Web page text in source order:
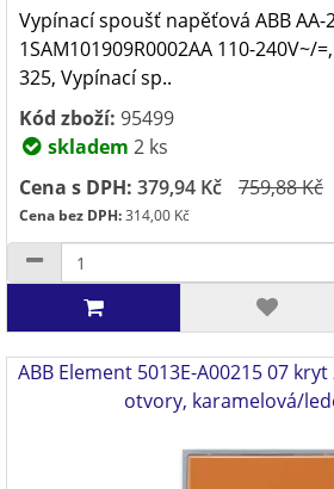
Vypínací spoušť napěťová ABB AA-
1SAM101909R0002AA 110-240V~/
325, Vypínací sp..
Kód zboží: 95499
skladem 2 ks
Cena s DPH: 379,94 Kč 759,88 Kč
Cena bez DPH:314,00 Kč
ABB Element 5013E-A00215 07
otvory, karamelová/